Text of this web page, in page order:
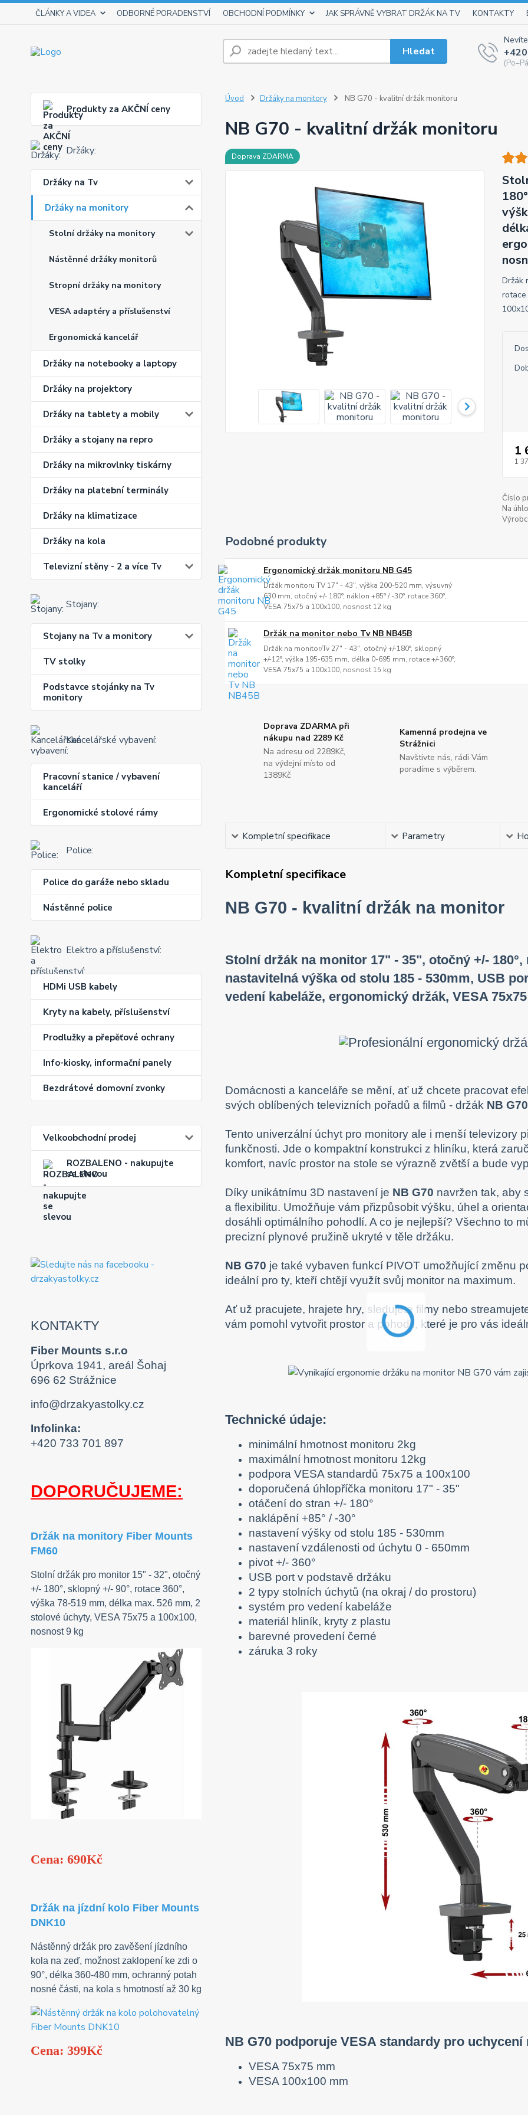
ČLÁNKY A VIDEA ODBORNÉ PORADENSTVÍ OBCHODNÍ PODMÍNKY JAK SPRÁVNĚ VYBRAT DRŽÁK NA TV KONTAKTY
Hledat
Produkty za AKČNÍ ceny
Držáky:
Držáky na Tv
Držáky na monitory
Stolní držáky na monitory
Nástěnné držáky monitorů
Stropní držáky na monitory
VESA adaptéry a příslušenství
Ergonomická kancelář
Držáky na notebooky a laptopy
Držáky na projektory
Držáky na tablety a mobily
Držáky a stojany na repro
Držáky na mikrovlnky tiskárny
Držáky na platební terminály
Držáky na klimatizace
Držáky na kola
Televizní stěny - 2 a více Tv
Stojany:
Stojany na Tv a monitory
TV stolky
Podstavce stojánky na Tv
monitory
Kancelářské vybavení:
Pracovní stanice / vybavení
kanceláří
Ergonomické stolové rámy
Police:
Police do garáže nebo skladu
Nástěnné police
Elektro a příslušenství:
HDMi USB kabely
Kryty na kabely, příslušenství
Prodlužky a přepěťové ochrany
Info-kiosky, informační panely
Bezdrátové domovní zvonky
Velkoobchodní prodej
ROZBALENO - nakupujte
se slevou
KONTAKTY
Fiber Mounts s.r.o
Úprkova 1941, areál Šohaj
696 62 Strážnice
info@drzakyastolky.cz
Infolinka:
+420 733 701 897
DOPORUČUJEME:
Držák na monitory Fiber Mounts
FM60
Stolní držák pro monitor 15" - 32", otočný
+/- 180°, sklopný +/- 90°, rotace 360°,
výška 78-519 mm, délka max. 526 mm, 2
stolové úchyty, VESA 75x75 a 100x100,
nosnost 9 kg
Cena: 690Kč
Držák na jízdní kolo Fiber Mounts
DNK10
Nástěnný držák pro zavěšení jízdního
kola na zeď, možnost zaklopení ke zdi o
90°, délka 360-480 mm, ochranný potah
nosné části, na kola s hmotností až 30 kg
Cena: 399Kč
Úvod Držáky na monitory NB G70 - kvalitní držák monitoru
NB G70 - kvalitní držák monitoru
Doprava ZDARMA
Držák
rotace
1
1
Číslo
Na
Podobné produkty
Ergonomický držák monitoru NB G45
Držák monitoru TV 17" - 43", výška 200-520 mm, výsuvný
630 mm, otočný +/- 180°, náklon +85° / -30°, rotace 360°,
VESA 75x75 a 100x100, nosnost 12 kg
Držák na monitor nebo Tv NB NB45B
Držák na monitor/Tv 27" - 43", otočný +/-180°, sklopný
+/-12°, výška 195-635 mm, délka 0-695 mm, rotace +/-360°,
VESA 75x75 a 100x100, nosnost 15 kg
Doprava ZDARMA při
nákupu nad 2289 Kč
Na adresu od 2289Kč,
na výdejní místo od
1389Kč
Kamenná prodejna ve
Strážnici
Navštivte nás, rádi Vám
poradíme s výběrem.
Kompletní specifikace Parametry
Kompletní specifikace
NB G70 - kvalitní držák na monitor
Stolní držák na monitor 17" - 35", otočný +/- 180°,
nastavitelná výška od stolu 185 - 530mm, USB
vedení kabeláže, ergonomický držák, VESA
Domácnosti a kanceláře se mění, ať už chcete pracovat
svých oblíbených televizních pořadů a filmů - držák NB G70
Tento univerzální úchyt pro monitory ale i menší televizory
funkčnosti. Jde o kompaktní konstrukci z hliníku, která
komfort, navíc prostor na stole se výrazně zvětší a bude
Díky unikátnímu 3D nastavení je NB G70 navržen tak, aby
a flexibilitu. Umožňuje vám přizpůsobit výšku, úhel a
dosáhli optimálního pohodlí. A co je nejlepší? Všechno to
precizní plynové pružině ukryté v těle držáku.
NB G70 je také vybaven funkcí PIVOT umožňující změnu
ideální pro ty, kteří chtějí využít svůj monitor na maximum.
Ať už pracujete, hrajete hry, sledujete filmy nebo
vám pomohl vytvořit prostor a pohodlí, které je pro vás
Technické údaje:
minimální hmotnost monitoru 2kg
maximální hmotnost monitoru 12kg
podpora VESA standardů 75x75 a 100x100
doporučená úhlopříčka monitoru 17" - 35"
otáčení do stran +/- 180°
naklápění +85° / -30°
nastavení výšky od stolu 185 - 530mm
nastavení vzdálenosti od úchytu 0 - 650mm
pivot +/- 360°
USB port v podstavě držáku
2 typy stolních úchytů (na okraj / do prostoru)
systém pro vedení kabeláže
materiál hliník, kryty z plastu
barevné provedení černé
záruka 3 roky
NB G70 podporuje VESA standardy pro
VESA 75x75 mm
VESA 100x100 mm